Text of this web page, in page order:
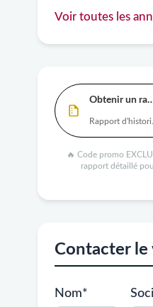
Voir toutes les
Obtenir un
🔥 Code promo
rapport détaillé
Contacter le
Nom*